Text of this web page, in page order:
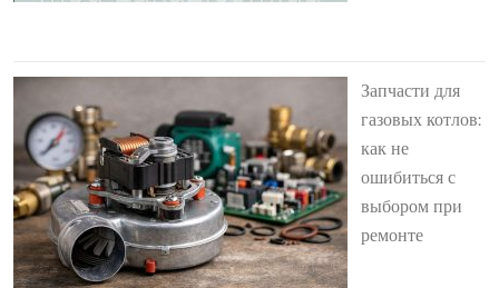
Запчасти для
газовых котлов:
как не
ошибиться с
выбором при
ремонте